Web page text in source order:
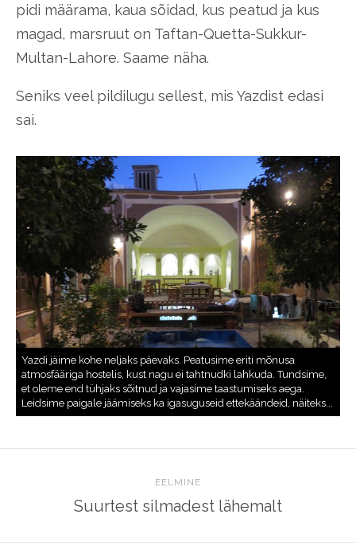
pidi määrama, kaua sõidad, kus peatud ja kus
magad, marsruut on Taftan-Quetta-Sukkur-
Multan-Lahore. Saame näha.
Seniks veel pildilugu sellest, mis Yazdist edasi
sai.
EELMINE
Suurtest silmadest lähemalt